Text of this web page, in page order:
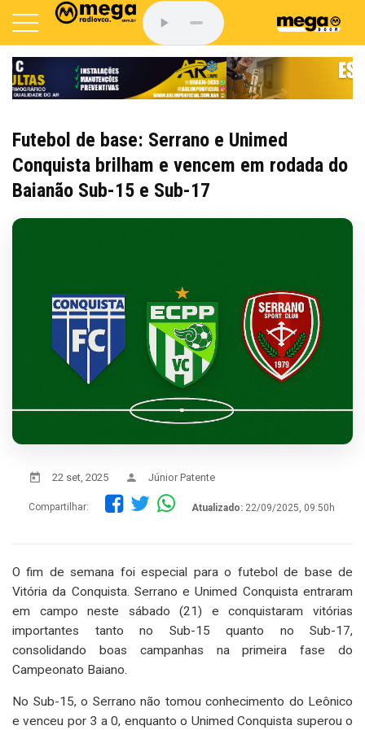
Futebol de base: Serrano e Unimed
Conquista brilham e vencem em rodada do
Baianão Sub-15 e Sub-17
22 set, 2025 Júnior Patente
Compartilhar: Atualizado: 22/09/2025, 09:50h
O fim de semana foi especial para o futebol de base de
Vitória da Conquista. Serrano e Unimed Conquista entraram
em campo neste sábado (21) e conquistaram vitórias
importantes tanto no Sub-15 quanto no Sub-17,
consolidando boas campanhas na primeira fase do
Campeonato Baiano.
No Sub-15, o Serrano não tomou conhecimento do Leônico
e venceu por 3 a 0, enquanto o Unimed Conquista superou o